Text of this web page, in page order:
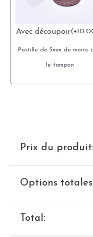
Avec découpoir(+
Pastille de 5mm de moins
le tampon
Prix du produit:
Options
Total: